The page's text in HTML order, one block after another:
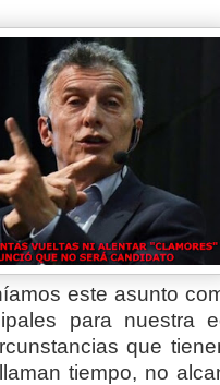
este asunto
para nuestra
que
tiempo, no